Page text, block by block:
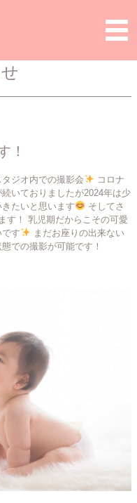
！
ジオ内での撮影会
コロナ
いておりましたが2024年は少
たいと思います
そしてさ
す！
乳児期だからこその可愛
す
まだお座りの出来ない
での撮影が可能です！